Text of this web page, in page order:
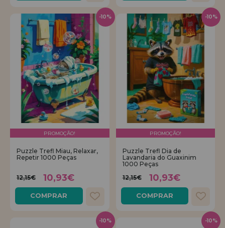
PROMOÇÃO!
Puzzle Trefl Miau, Relaxar,
Repetir 1000 Peças
12,15€ 10,93€
COMPRAR
-10%
PROMOÇÃO!
Puzzle Trefl Dia de
Lavandaria do Guaxinim
1000 Peças
12,15€
10,93€
COMPRAR
-10%
-10% -10%